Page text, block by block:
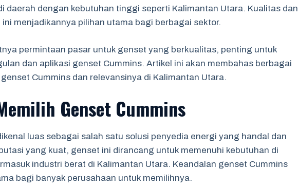
daerah dengan kebutuhan tinggi seperti Kalimantan Utara. Kualitas dan
menjadikannya pilihan utama bagi berbagai sektor.
permintaan pasar untuk genset yang berkualitas, penting untuk
dan aplikasi genset Cummins. Artikel ini akan membahas berbagai
Cummins dan relevansinya di Kalimantan Utara.
Genset Cummins
luas sebagai salah satu solusi penyedia energi yang handal dan
yang kuat, genset ini dirancang untuk memenuhi kebutuhan di
industri berat di Kalimantan Utara. Keandalan genset Cummins
bagi banyak perusahaan untuk memilihnya.